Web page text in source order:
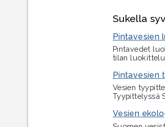
Sukella
Pintavesien
Pintavedet
tilan
Pintavesien
Vesien
Tyypittelyssä
Vesien